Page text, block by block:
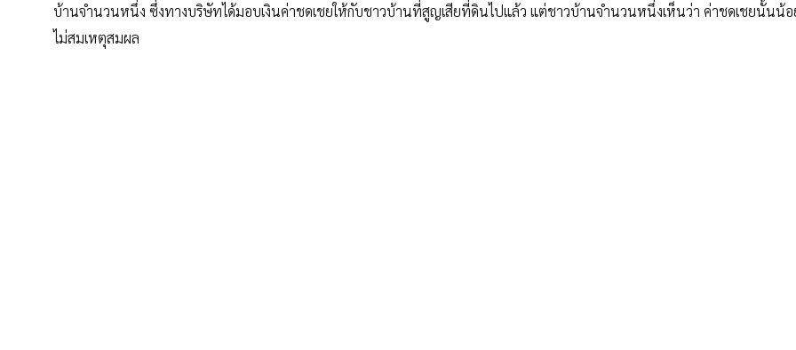
บ้านจำนวนหนึ่ง ซึ่งทางบริษัทได้มอบเงินค่าชดเชยให้กับชาวบ้านที่สูญเสียที่ดินไปแล้ว แต่ชาวบ้านจำนวนหนึ่งเห็นว่า ค่าชดเชยนั้นน้อ
ไม่สมเหตุสมผล